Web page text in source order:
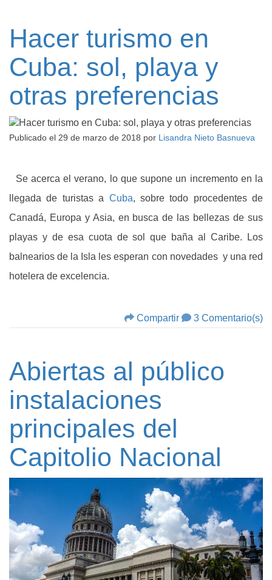
Hacer turismo en
Cuba: sol, playa y
otras preferencias
Publicado el 29 de marzo de 2018 por Lisandra Nieto Basnueva
Se acerca el verano, lo que supone un incremento en la
llegada de turistas a Cuba, sobre todo procedentes de
Canadá, Europa y Asia, en busca de las bellezas de sus
playas y de esa cuota de sol que baña al Caribe. Los
balnearios de la Isla les esperan con novedades y una red
hotelera de excelencia.
Compartir 3 Comentario(s)
Abiertas al público
instalaciones
principales del
Capitolio Nacional